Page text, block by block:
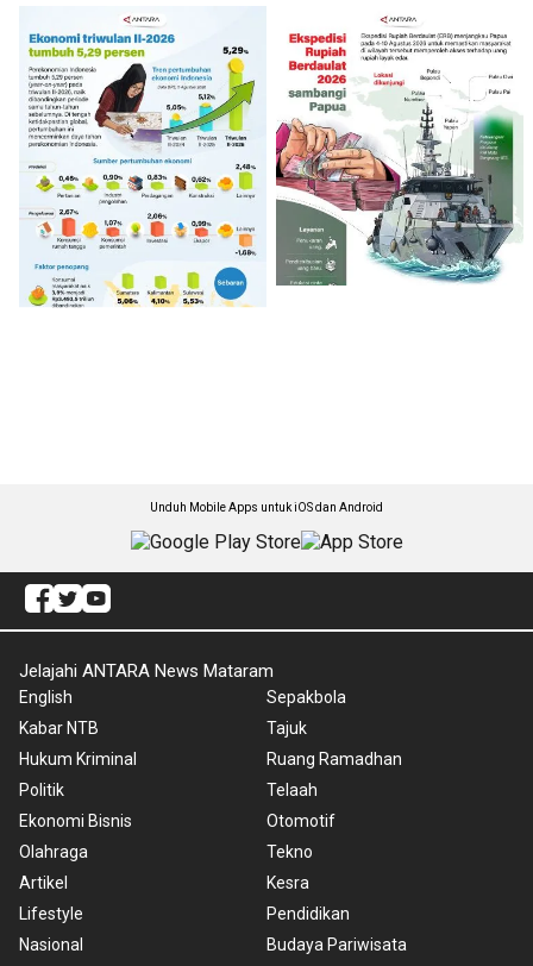
Unduh Mobile Apps untuk iOS dan Android
Jelajahi ANTARA News Mataram
English
Kabar NTB
Hukum Kriminal
Politik
Ekonomi Bisnis
Olahraga
Artikel
Lifestyle
Nasional
Sepakbola
Tajuk
Ruang Ramadhan
Telaah
Otomotif
Tekno
Kesra
Pendidikan
Budaya Pariwisata